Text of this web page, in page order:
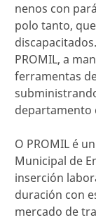
nenos con
polo tanto,
PROMIL, a
ferramentas
departamento
O PROMIL é
Municipal de
inserción
duración con
mercado de